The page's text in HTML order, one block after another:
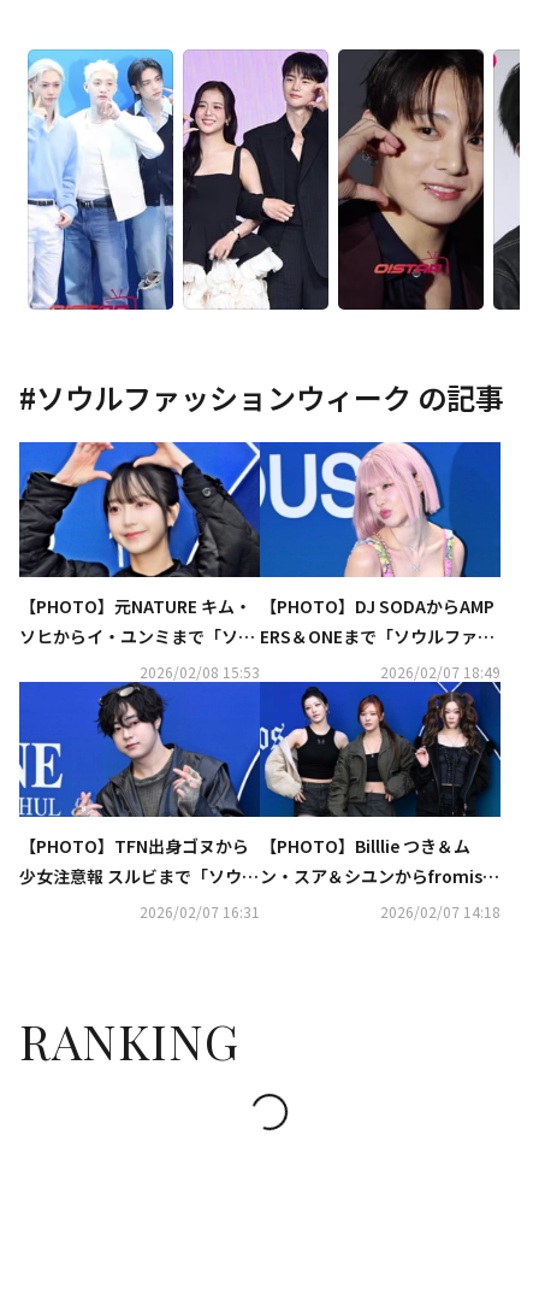
#ソウルファッションウィーク の記事
【PHOTO】元NATURE キム・
ソヒからイ・ユンミまで「ソウ
ルファッションウィーク」に出
2026/02/08 15:53
【PHOTO】DJ SODAからAMP
ERS＆ONEまで「ソウルファッ
ションウィーク」に出席
2026/02/07 18:49
【PHOTO】TFN出身ゴヌから
少女注意報 スルビまで「ソウル
ファッションウィーク」に出席
2026/02/07 16:31
【PHOTO】Billlie つき＆ム
ン・スア＆シユンからfromis_
9出身イ・ソヨンまで「ソウル
2026/02/07 14:18
RANKING